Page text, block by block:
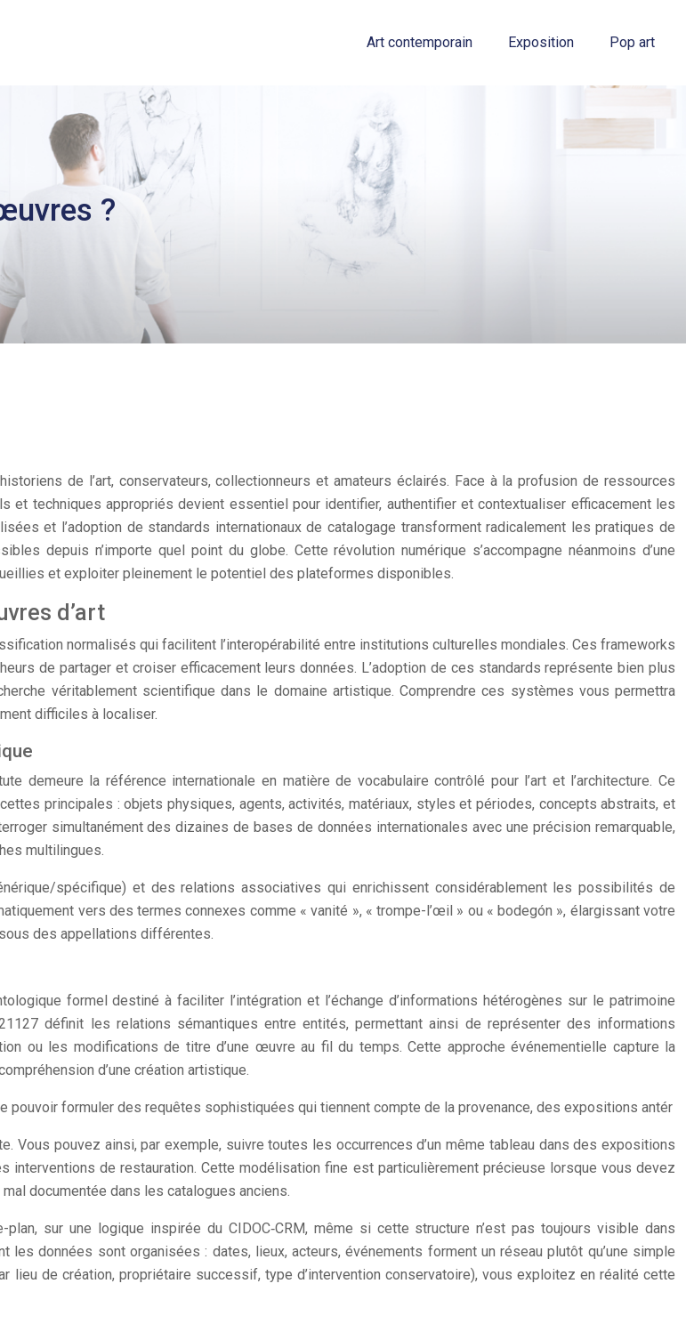
Art contemporain Exposition Pop art
?
de l’art, conservateurs, collectionneurs et amateurs éclairés. Face à la profusion de ressources
et techniques appropriés devient essentiel pour identifier, authentifier et contextualiser efficacement les
et l’adoption de standards internationaux de catalogage transforment radicalement les pratiques de
depuis n’importe quel point du globe. Cette révolution numérique s’accompagne néanmoins d’une
et exploiter pleinement le potentiel des plateformes disponibles.
d’art
normalisés qui facilitent l’interopérabilité entre institutions culturelles mondiales. Ces frameworks
de partager et croiser efficacement leurs données. L’adoption de ces standards représente bien plus
véritablement scientifique dans le domaine artistique. Comprendre ces systèmes vous permettra
difficiles à localiser.
demeure la référence internationale en matière de vocabulaire contrôlé pour l’art et l’architecture. Ce
principales : objets physiques, agents, activités, matériaux, styles et périodes, concepts abstraits, et
simultanément des dizaines de bases de données internationales avec une précision remarquable,
multilingues.
spécifique) et des relations associatives qui enrichissent considérablement les possibilités de
vers des termes connexes comme « vanité », « trompe-l’œil » ou « bodegón », élargissant votre
des appellations différentes.
formel destiné à faciliter l’intégration et l’échange d’informations hétérogènes sur le patrimoine
définit les relations sémantiques entre entités, permettant ainsi de représenter des informations
ou les modifications de titre d’une œuvre au fil du temps. Cette approche événementielle capture la
d’une création artistique.
pouvoir formuler des requêtes sophistiquées qui tiennent compte de la provenance, des expositions antér
Vous pouvez ainsi, par exemple, suivre toutes les occurrences d’un même tableau dans des expositions
interventions de restauration. Cette modélisation fine est particulièrement précieuse lorsque vous devez
documentée dans les catalogues anciens.
sur une logique inspirée du CIDOC‑CRM, même si cette structure n’est pas toujours visible dans
les données sont organisées : dates, lieux, acteurs, événements forment un réseau plutôt qu’une simple
lieu de création, propriétaire successif, type d’intervention conservatoire), vous exploitez en réalité cette